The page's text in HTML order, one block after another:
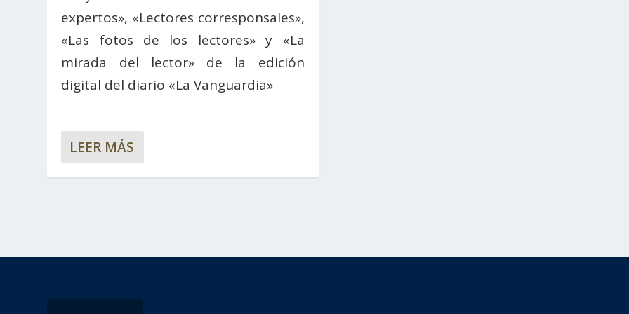
expertos», «Lectores corresponsales»,
«Las fotos de los lectores» y «La
mirada del lector» de la edición
digital del diario «La Vanguardia»
LEER MÁS